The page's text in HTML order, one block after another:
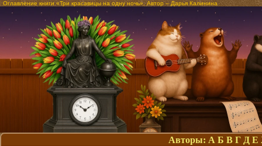
Оглавление книги «Три красавицы на одну ночь». Автор – Дарья Калинина
Авторы: А Б В Г Д Е